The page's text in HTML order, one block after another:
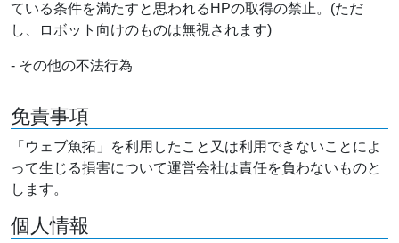
ている条件を満たすと思われるHPの取得の禁止。(ただ
し、ロボット向けのものは無視されます)
- その他の不法行為
免責事項
「ウェブ魚拓」を利用したこと又は利用できないことによ
って生じる損害について運営会社は責任を負わないものと
します。
個人情報